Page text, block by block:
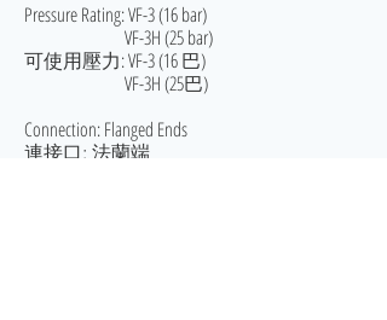
Pressure Rating: VF-3 (16 bar)
VF-3H (25 bar)
可使用壓力: VF-3 (16 巴)
VF-3H (25巴)
Connection: Flanged Ends
連接口: 法蘭端